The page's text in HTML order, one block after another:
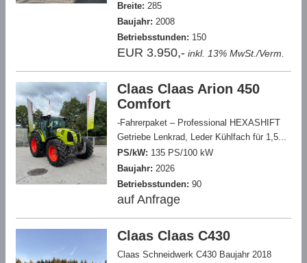
Breite: 285
Baujahr: 2008
Betriebsstunden: 150
EUR 3.950,- inkl. 13% MwSt./Verm.
Claas Claas Arion 450
Comfort
-Fahrerpaket – Professional HEXASHIFT
Getriebe Lenkrad, Leder Kühlfach für 1,5...
PS/kW: 135 PS/100 kW
Baujahr: 2026
Betriebsstunden: 90
auf Anfrage
Claas Claas C430
Claas Schneidwerk C430 Baujahr 2018